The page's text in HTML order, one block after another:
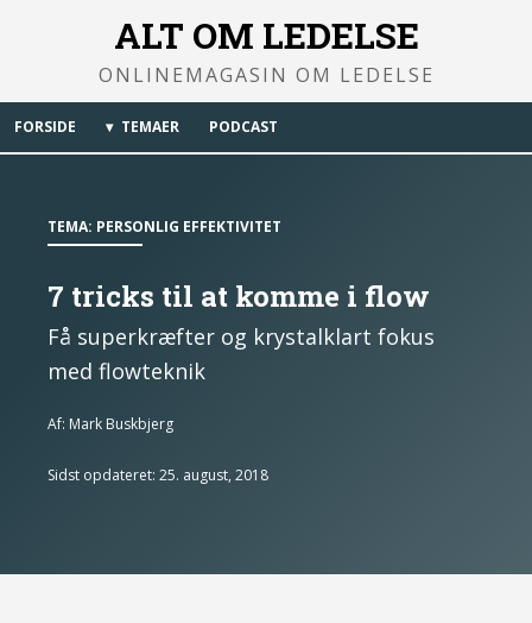
ALT OM LEDELSE
ONLINEMAGASIN OM LEDELSE
FORSIDE TEMAER PODCAST
TEMA: PERSONLIG EFFEKTIVITET
7 tricks til at komme i flow
Få superkræfter og krystalklart fokus
med flowteknik
Af: Mark Buskbjerg
Sidst opdateret: 25. august, 2018